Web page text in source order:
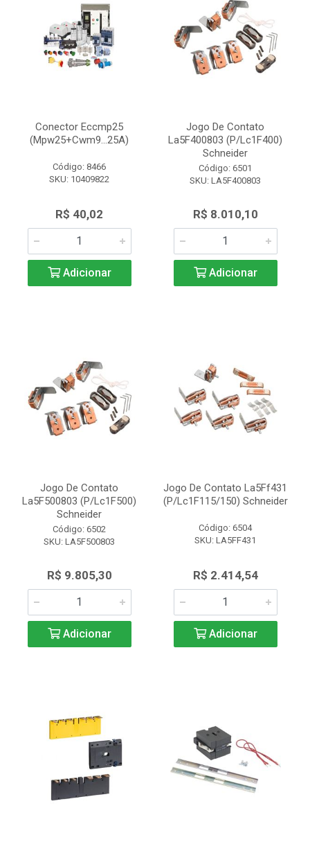
Conector Eccmp25
(Mpw25+Cwm9...25A)
Código: 8466
SKU: 10409822
R$ 40,02
Adicionar
Jogo De Contato
La5F400803 (P/Lc1F400)
Schneider
Código: 6501
SKU: LA5F400803
R$ 8.010,10
Adicionar
Jogo De Contato
La5F500803 (P/Lc1F500)
Schneider
Código: 6502
SKU: LA5F500803
R$ 9.805,30
Adicionar
Jogo De Contato La5Ff431
(P/Lc1F115/150) Schneider
Código: 6504
SKU: LA5FF431
R$ 2.414,54
Adicionar